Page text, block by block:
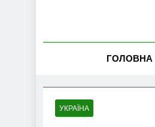
ГОЛОВНА
УКРАЇНА